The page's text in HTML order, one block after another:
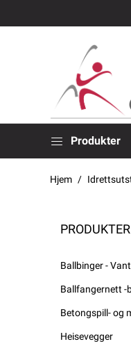
Produkter
Hjem
PRODUKTER
Ballbinger - Vant
Ballfangernett -
Betongspill- og
Heisevegger